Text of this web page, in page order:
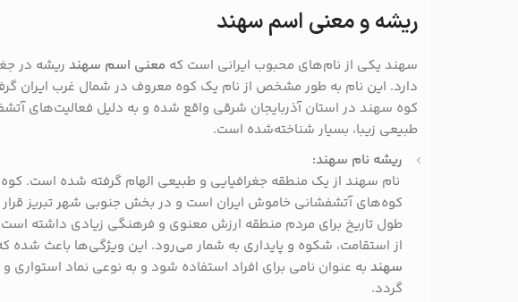
ریشه و معنی اسم سهند
سهند یکی از نام‌های محبوب ایرانی است که معنی اسم سهند ریشه در
دارد. این نام به طور مشخص از نام یک کوه معروف در شمال غرب ایران
کوه سهند در استان آذربایجان شرقی واقع شده و به دلیل فعالیت‌های
طبیعی زیبا، بسیار شناخته‌شده است.
ریشه نام سهند:
نام سهند از یک منطقه جغرافیایی و طبیعی الهام گرفته شده است.
کوه‌های آتشفشانی خاموش ایران است و در بخش جنوبی شهر تبریز
طول تاریخ برای مردم منطقه ارزش معنوی و فرهنگی زیادی داشته
از استقامت، شکوه و پایداری به شمار می‌رود. این ویژگی‌ها باعث شده
سهند به عنوان نامی برای افراد استفاده شود و به نوعی نماد استواری
گردد.